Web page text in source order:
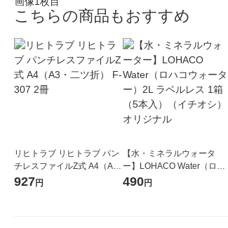
こちらの商品もおすすめ
リヒトラブ リヒトラブ パン
チレスファイルZ式 A4（A
3・二ツ折） F-307 2冊
927円
【水・ミネラルウォータ
ー】LOHACO Water（ロハ
コウォーター）2L ラベルレ
490円